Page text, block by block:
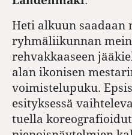
Heti alkuun saadaan
ryhmäliikunnan
rehvakkaaseen
alan ikonisen
voimistelupuku.
esityksessä
tuella